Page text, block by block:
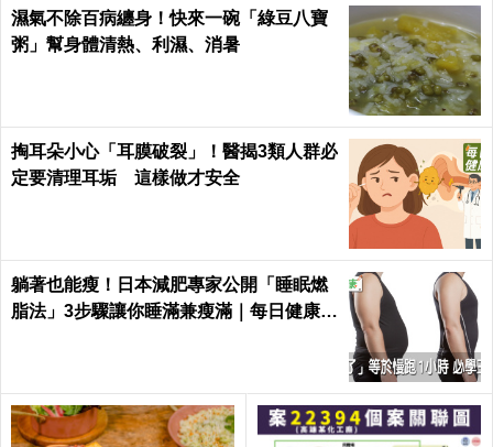
濕氣不除百病纏身！快來一碗「綠豆八寶
粥」幫身體清熱、利濕、消暑
掏耳朵小心「耳膜破裂」！醫揭3類人群必
定要清理耳垢 這樣做才安全
躺著也能瘦！日本減肥專家公開「睡眠燃
脂法」3步驟讓你睡滿兼瘦滿｜每日健康 H